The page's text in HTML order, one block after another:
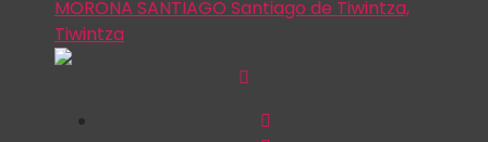
MORONA SANTIAGO Santiago de Tiwintza,
Tiwintza